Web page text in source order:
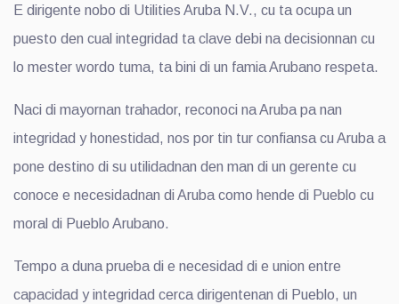
E dirigente nobo di Utilities Aruba N.V., cu ta ocupa un
puesto den cual integridad ta clave debi na decisionnan cu
lo mester wordo tuma, ta bini di un famia Arubano respeta.
Naci di mayornan trahador, reconoci na Aruba pa nan
integridad y honestidad, nos por tin tur confiansa cu Aruba a
pone destino di su utilidadnan den man di un gerente cu
conoce e necesidadnan di Aruba como hende di Pueblo cu
moral di Pueblo Arubano.
Tempo a duna prueba di e necesidad di e union entre
capacidad y integridad cerca dirigentenan di Pueblo, un